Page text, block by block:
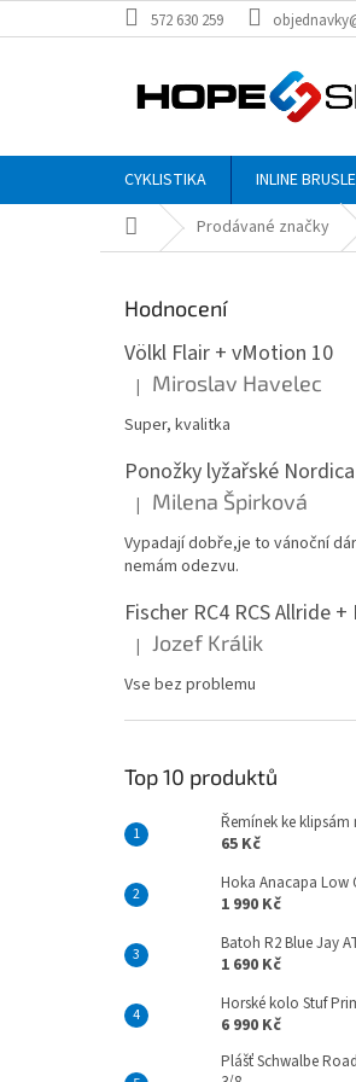
na
572 630 259
CYKLISTIKA INLINE
Domů Prodávané značky
Hodnocení
Völkl Flair + vMotion 10
Hodnocení produktu je 5 z 5
| Miroslav Havelec
Super, kvalitka
Hodnocení produktu je 5 z 5
| Milena Špirková
Vypadají dobře,je to vánoční
nemám odezvu.
Hodnocení produktu je 5 z 5
| Jozef Králik
Vse bez problemu
Top 10 produktů
Řemínek ke klipsám
65 Kč
Hoka Anacapa Low
1 990 Kč
Batoh R2 Blue Jay
1 690 Kč
Horské kolo Stuf
6 990 Kč
Plášť Schwalbe